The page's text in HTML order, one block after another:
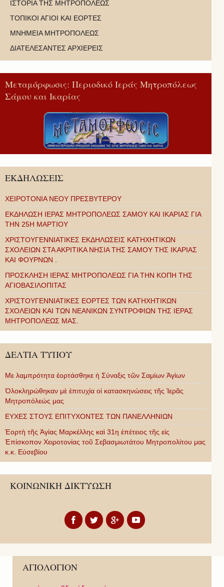
ΙΣΤΟΡΙΑ ΤΗΣ ΜΗΤΡΟΠΟΛΕΩΣ
ΤΟΠΙΚΟΙ ΑΓΙΟΙ ΚΑΙ ΕΟΡΤΕΣ
ΜΝΗΜΕΙΑ ΜΗΤΡΟΠΟΛΕΩΣ
ΔΙΑΤΕΛΕΣΑΝΤΕΣ ΑΡΧΙΕΡΕΙΣ
Μεταμόρφωσις: Περιοδικό Ιεράς Μητροπόλεως
Σάμου και Ικαρίας
ΕΚΔΗΛΩΣΕΙΣ
ΧΕΙΡΟΤΟΝΙΑ ΝΕΟΥ ΠΡΕΣΒΥΤΕΡΟΥ
ΕΚΔΗΛΩΣΗ ΙΕΡΑΣ ΜΗΤΡΟΠΟΛΕΩΣ ΣΑΜΟΥ ΚΑΙ ΙΚΑΡΙΑΣ ΓΙΑ
ΤΗΝ 25Η ΜΑΡΤΙΟΥ
ΧΡΙΣΤΟΥΓΕΝΝΙΑΤΙΚΕΣ ΕΚΔΗΛΩΣΕΙΣ ΚΑΤΗΧΗΤΙΚΩΝ
ΣΧΟΛΕΙΩΝ ΣΤΑ ΑΚΡΙΤΙΚΑ ΝΗΣΙΑ ΤΗΣ ΣΑΜΟΥ ΤΗΣ ΙΚΑΡΙΑΣ
ΚΑΙ ΦΟΥΡΝΩΝ .
ΠΡΟΣΚΛΗΣΗ ΙΕΡΑΣ ΜΗΤΡΟΠΟΛΕΩΣ ΓΙΑ ΤΗΝ ΚΟΠΗ ΤΗΣ
ΑΓΙΟΒΑΣΙΛΟΠΙΤΑΣ
ΧΡΙΣΤΟΥΓΕΝΝΙΑΤΙΚΕΣ ΕΟΡΤΕΣ ΤΩΝ ΚΑΤΗΧΗΤΙΚΩΝ
ΣΧΟΛΕΙΩΝ ΚΑΙ ΤΩΝ ΝΕΑΝΙΚΩΝ ΣΥΝΤΡΟΦΙΩΝ ΤΗΣ ΙΕΡΑΣ
ΜΗΤΡΟΠΟΛΕΩΣ ΜΑΣ.
ΔΕΛΤΙΑ ΤΥΠΟΥ
Με λαμπρότητα ἑορτάσθηκε ἡ Σύναξις τῶν Σαμίων Ἁγίων
Ὁλοκληρώθηκαν μὲ ἐπιτυχία οἱ κατασκηνώσεις τῆς Ἱερᾶς
Μητροπόλεώς μας
ΕΥΧΕΣ ΣΤΟΥΣ ΕΠΙΤΥΧΟΝΤΕΣ ΤΩΝ ΠΑΝΕΛΛΗΝΙΩΝ
Ἑορτὴ τῆς Ἁγίας Μαρκέλλης καὶ 31η ἐπέτειος τῆς εἰς
Ἐπίσκοπον Χειροτονίας τοῦ Σεβασμιωτάτου Μητροπολίτου μας
κ.κ. Εὐσεβίου
ΚΟΙΝΩΝΙΚΗ ΔΙΚΤΥΩΣΗ
ΑΓΙΟΛΟΓΙΟΝ